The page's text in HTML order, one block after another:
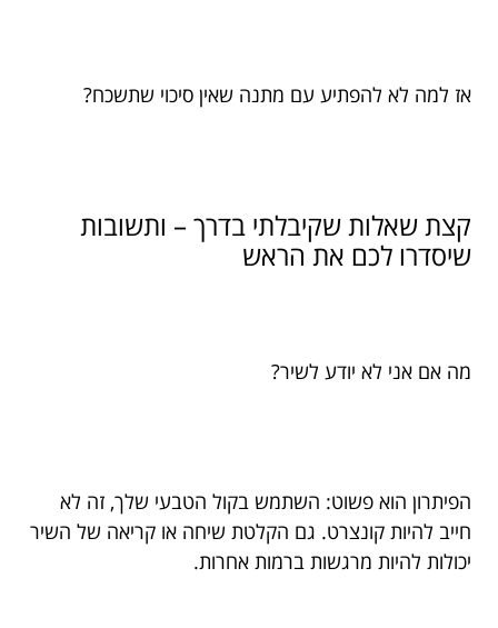
אז למה לא להפתיע עם מתנה שאין סיכוי שתשכח?
קצת שאלות שקיבלתי בדרך – ותשובות
שיסדרו לכם את הראש
מה אם אני לא יודע לשיר?
הפיתרון הוא פשוט: השתמש בקול הטבעי שלך, זה לא
חייב להיות קונצרט. גם הקלטת שיחה או קריאה של השיר
יכולות להיות מרגשות ברמות אחרות.